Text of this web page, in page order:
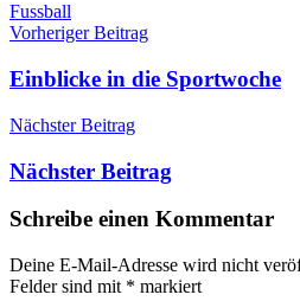
Fussball
Beitragsnavigation
Vorheriger Beitrag
Einblicke in die Sportwoche
Nächster Beitrag
Nächster Beitrag
Schreibe einen Kommentar
Deine E-Mail-Adresse wird nicht
Felder sind mit * markiert